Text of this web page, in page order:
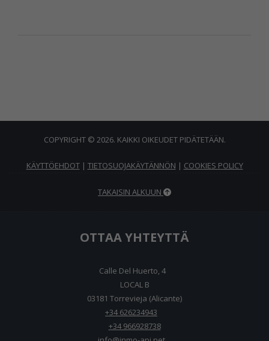
COPYRIGHT © 2026. KAIKKI OIKEUDET PIDÄTETÄÄN.
KÄYTTÖEHDOT| TIETOSUOJAKÄYTÄNNÖN | COOKIES POLICY
TAKAISIN ALKUUN
OTTAA YHTEYTTÄ
Calle Del Huerto, 4
LOCAL B
03181 Torrevieja (Alicante)
+34 626234943
+34 966928738